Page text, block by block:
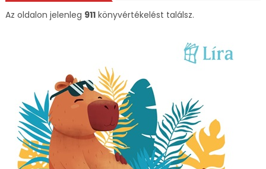
Az oldalon jelenleg 911könyvértékelést találsz.